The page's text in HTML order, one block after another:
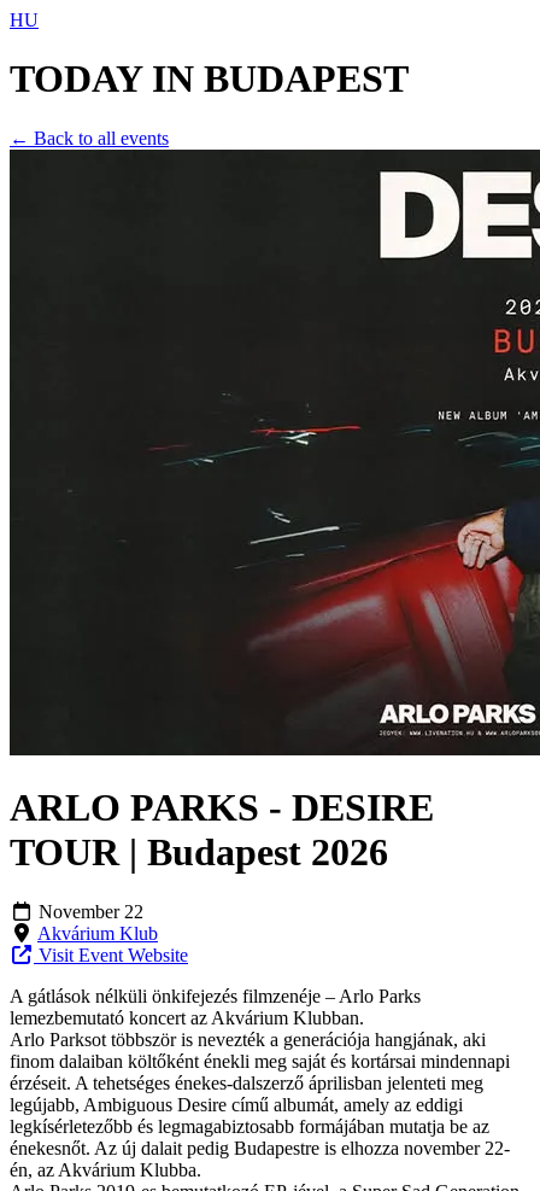
HU
TODAY IN BUDAPEST
← Back to all events
ARLO PARKS - DESIRE
TOUR | Budapest 2026
November 22
Akvárium Klub
Visit Event Website
A gátlások nélküli önkifejezés filmzenéje – Arlo Parks
lemezbemutató koncert az Akvárium Klubban.
Arlo Parksot többször is nevezték a generációja hangjának, aki
finom dalaiban költőként énekli meg saját és kortársai mindennapi
érzéseit. A tehetséges énekes-dalszerző áprilisban jelenteti meg
legújabb, Ambiguous Desire című albumát, amely az eddigi
legkísérletezőbb és legmagabiztosabb formájában mutatja be az
énekesnőt. Az új dalait pedig Budapestre is elhozza november 22-
én, az Akvárium Klubba.